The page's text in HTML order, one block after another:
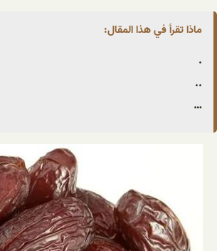
ماذا تقرأ في هذا المقال:
.
..
…